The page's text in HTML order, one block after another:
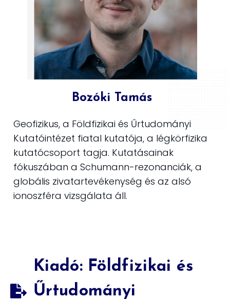
Bozóki Tamás
Geofizikus, a Földfizikai és Űrtudományi
Kutatóintézet fiatal kutatója, a légkörfizika
kutatócsoport tagja. Kutatásainak
fókuszában a Schumann-rezonanciák, a
globális zivatartevékenység és az alsó
ionoszféra vizsgálata áll.
Kiadó: Földfizikai és
Űrtudományi